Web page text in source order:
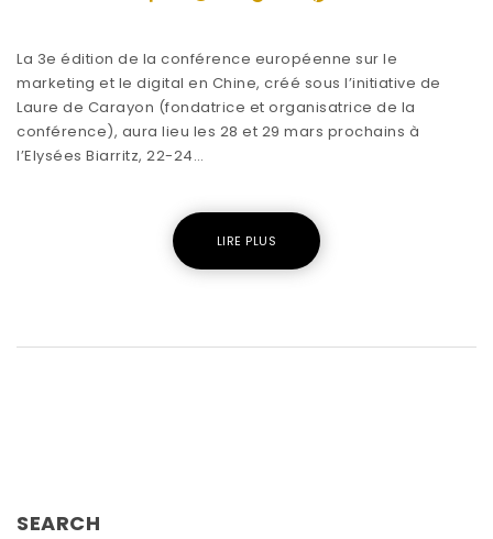
La 3e édition de la conférence européenne sur le
marketing et le digital en Chine, créé sous l’initiative de
Laure de Carayon (fondatrice et organisatrice de la
conférence), aura lieu les 28 et 29 mars prochains à
l’Elysées Biarritz, 22-24…
LIRE PLUS
SEARCH